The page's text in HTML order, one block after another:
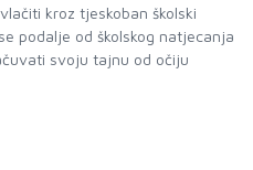
kroz tjeskoban školski
podalje od školskog natjecanja
svoju tajnu od očiju